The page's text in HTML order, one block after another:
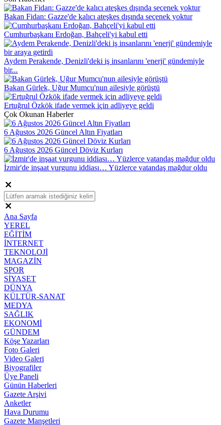
Bakan Fidan: Gazze'de kalıcı ateşkes dışında seçenek yoktur
Cumhurbaşkanı Erdoğan, Bahçeli'yi kabul etti
Aydem Perakende, Denizli'deki iş insanlarını 'enerji' gündemiyle
bir...
Bakan Gürlek, Uğur Mumcu'nun ailesiyle görüştü
Ertuğrul Özkök ifade vermek için adliyeye geldi
Çok Okunan Haberler
6 Ağustos 2026 Güncel Altın Fiyatları
6 Ağustos 2026 Güncel Döviz Kurları
İzmir'de inşaat vurgunu iddiası… Yüzlerce vatandaş mağdur oldu
Ana Sayfa
YEREL
EĞİTİM
İNTERNET
TEKNOLOJİ
MAGAZİN
SPOR
SİYASET
DÜNYA
KÜLTÜR-SANAT
MEDYA
SAĞLIK
EKONOMİ
GÜNDEM
Köşe Yazarları
Foto Galeri
Video Galeri
Biyografiler
Üye Paneli
Günün Haberleri
Gazete Arşivi
Anketler
Hava Durumu
Gazete Manşetleri